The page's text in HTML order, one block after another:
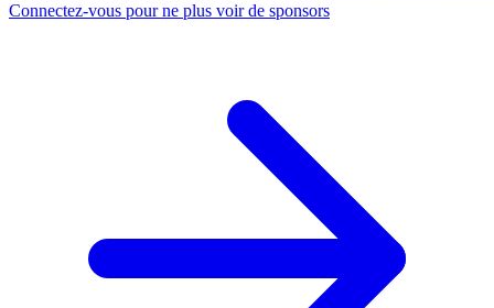
Connectez-vous pour ne plus voir de sponsors